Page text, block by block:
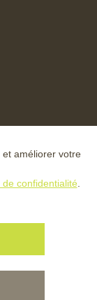
améliorer votre
de confidentialité